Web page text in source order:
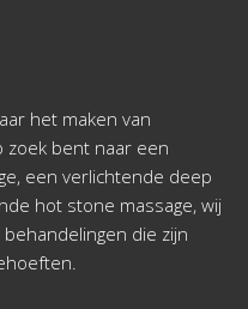
het maken van
bent naar een
een verlichtende deep
hot stone massage, wij
die zijn